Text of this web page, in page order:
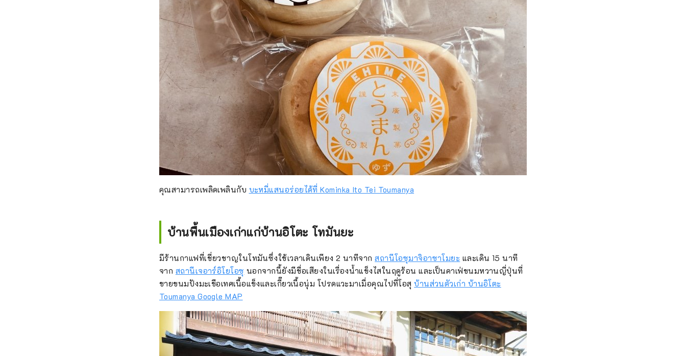
คุณสามารถเพลิดเพลินกับ บะหมี่แสนอร่อยได้ที่ Kominka Ito Tei Toumanya
บ้านพื้นเมืองเก่าแก่บ้านอิโตะ โทมันยะ
มีร้านกาแฟที่เชี่ยวชาญในโทมันซึ่งใช้เวลาเดินเพียง 2 นาทีจากสถานีโอซุมาจิอาซาโมยะ และเดิน 15 นาที
จาก สถานีเจอาร์อิโยโอซุ นอกจากนี้ยังมีชื่อเสียงในเรื่องน้ำแข็งไสในฤดูร้อน และเป็นคาเฟ่ขนมหวานญี่ปุ่นที่
ขายขนมปังมะเขือเทศเนื้อแข็งและเกี๊ยวเนื้อนุ่ม โปรดแวะมาเมื่อคุณไปที่โอสุบ้านส่วนตัวเก่า บ้านอิโตะ
Toumanya Google MAP